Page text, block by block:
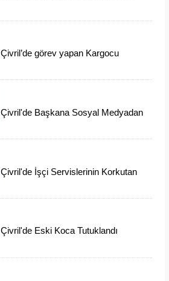
Çivril’de görev yapan Kargocu
Çivril'de Başkana Sosyal Medyadan
Çivril'de İşçi Servislerinin Korkutan
Çivril'de Eski Koca Tutuklandı